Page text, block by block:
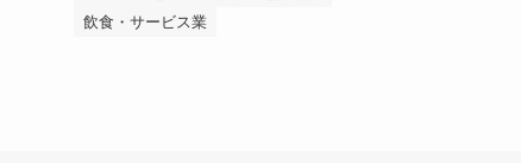
飲食・サービス業